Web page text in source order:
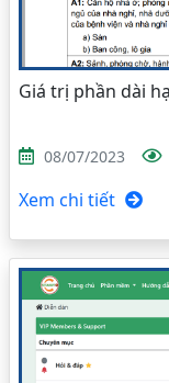
Giá trị phần dài
08/07/2023
Xem chi tiết